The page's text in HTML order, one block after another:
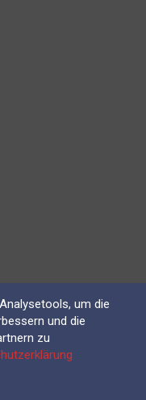
um die
und die
zu